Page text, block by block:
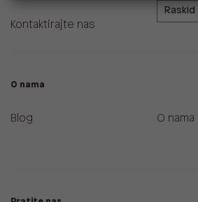
Kontaktirajte nas
O nama
Blog O nama